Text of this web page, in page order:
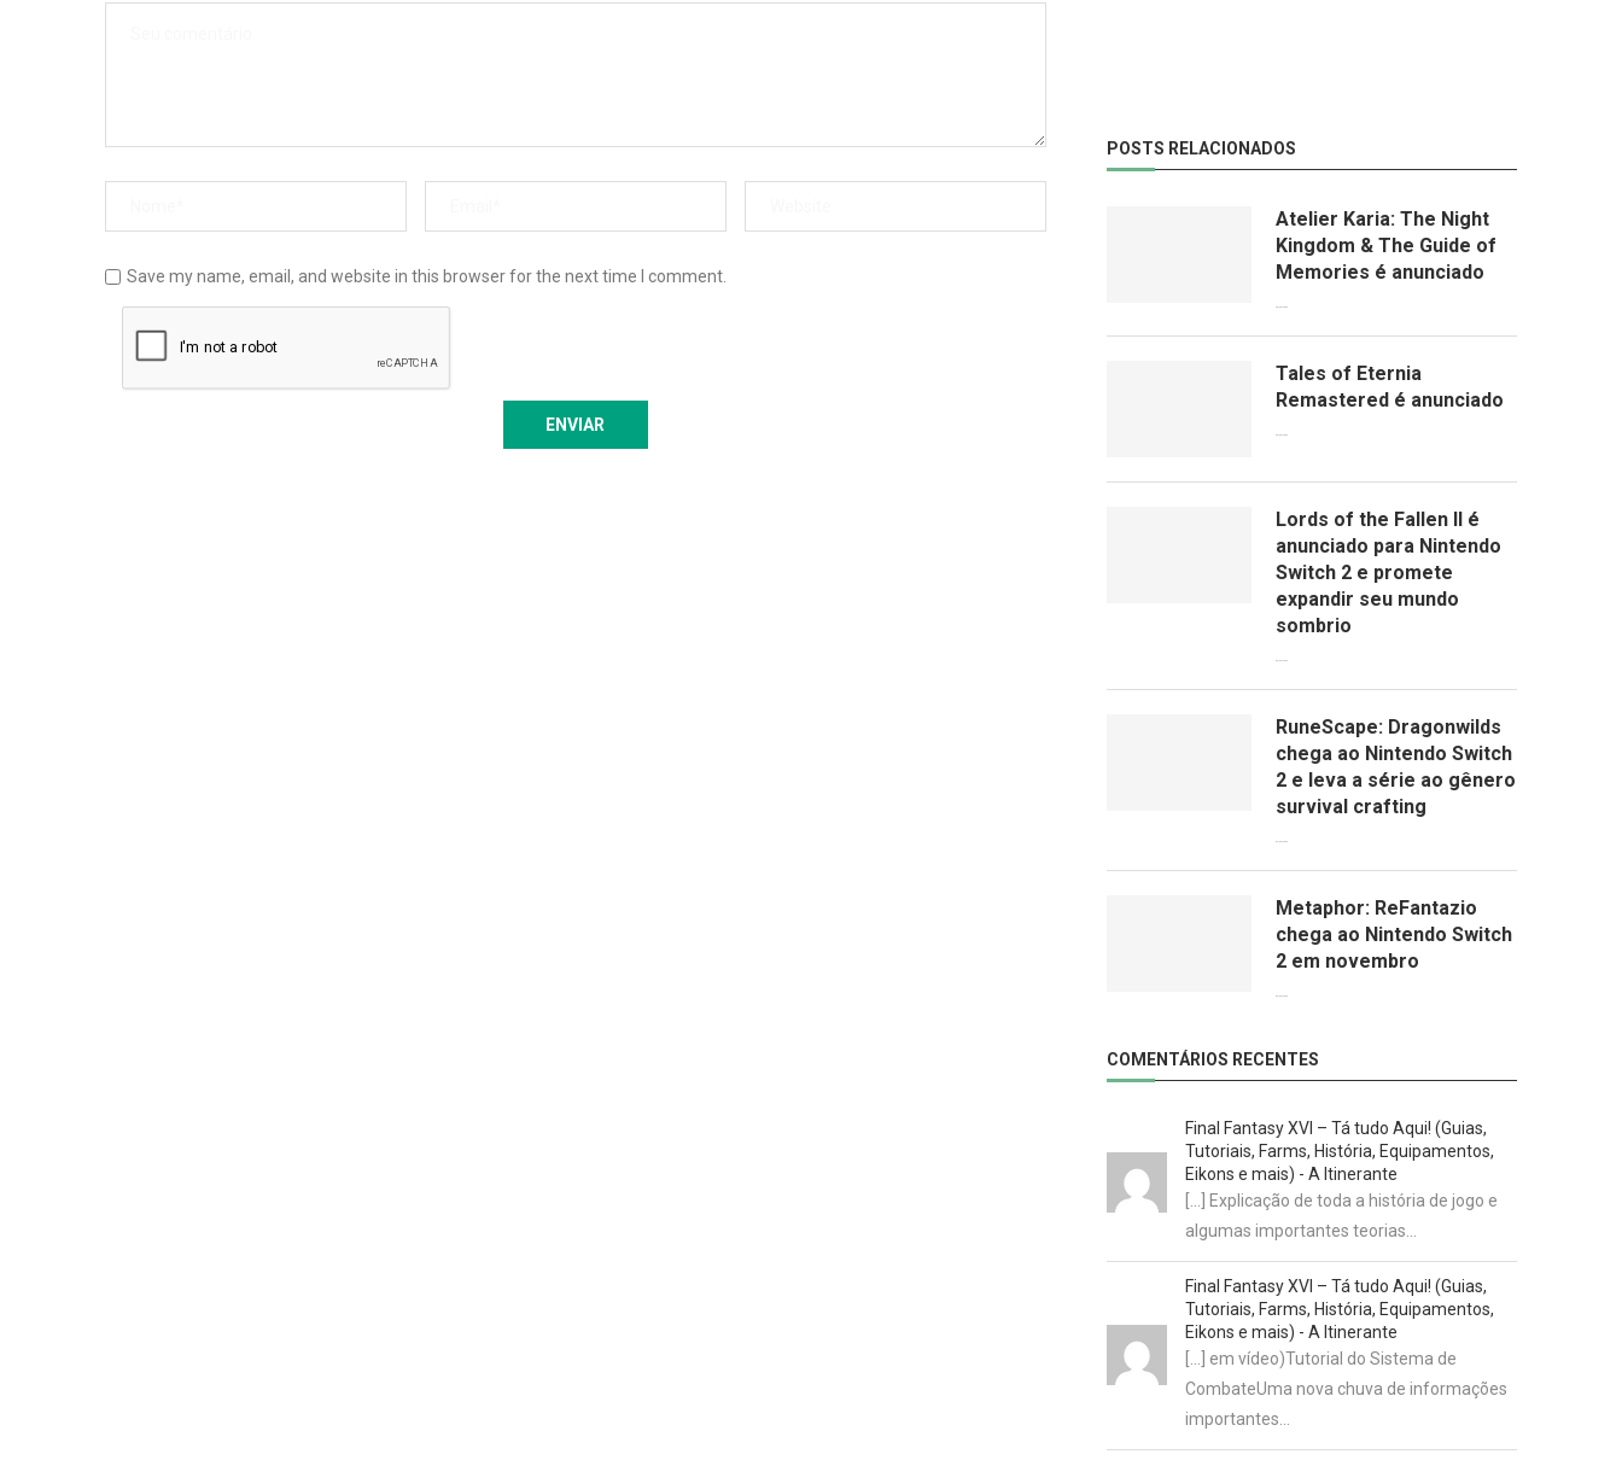
Save my name, email, and website in this browser for the next time I comment.
POSTS RELACIONADOS
Atelier Karia: The Night
Kingdom & The Guide of
Memories é anunciado
Tales of Eternia
Remastered é anunciado
Lords of the Fallen II é
anunciado para Nintendo
Switch 2 e promete
expandir seu mundo
sombrio
RuneScape: Dragonwilds
chega ao Nintendo Switch
2 e leva a série ao gênero
survival crafting
Metaphor: ReFantazio
chega ao Nintendo Switch
2 em novembro
COMENTÁRIOS RECENTES
Final Fantasy XVI – Tá tudo Aqui! (Guias,
Tutoriais, Farms, História, Equipamentos,
Eikons e mais) - A Itinerante
[…] Explicação de toda a história de jogo e
algumas importantes teorias…
Final Fantasy XVI – Tá tudo Aqui! (Guias,
Tutoriais, Farms, História, Equipamentos,
Eikons e mais) - A Itinerante
[…] em vídeo)Tutorial do Sistema de
CombateUma nova chuva de informações
importantes…